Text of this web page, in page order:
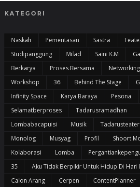
KATEGORI
Naskah Pementasan Sastra
Studipanggung
Milad Saini K.m
Berkarya
Proses Bersama Networking
Workshop
36 Behind The Stage
Infinity Space
Karya Baraya Pesona
Selamatberproses
Tadarusramadhan
Lombabacapuisi
Musik Tadarusteater
Monolog
Musyag Profil Shoort
Kolaborasi
Lomba
35
Aku Tidak Berpikir Untuk Hidup Di Hari
Calon Arang
Cerpen ContentPlanner